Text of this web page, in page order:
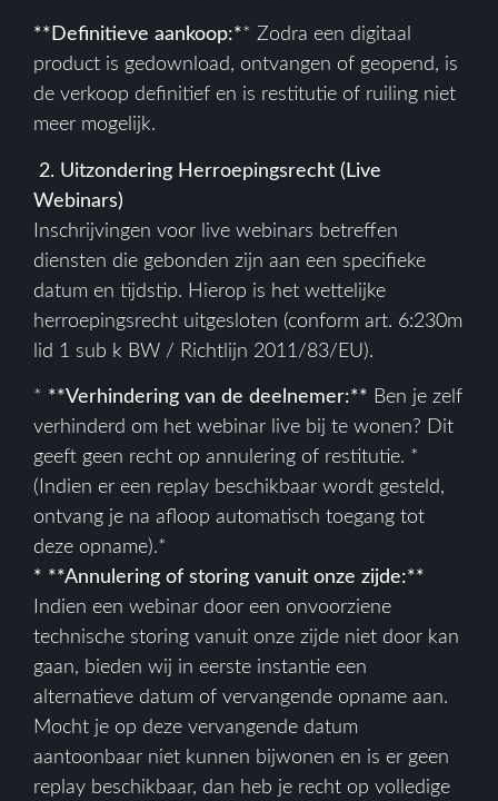
**Definitieve aankoop:** Zodra een digitaal
product is gedownload, ontvangen of geopend, is
de verkoop definitief en is restitutie of ruiling niet
meer mogelijk.
2. Uitzondering Herroepingsrecht (Live
Webinars)
Inschrijvingen voor live webinars betreffen
diensten die gebonden zijn aan een specifieke
datum en tijdstip. Hierop is het wettelijke
herroepingsrecht uitgesloten (conform art. 6:230m
lid 1 sub k BW / Richtlijn 2011/83/EU).
* **Verhindering van de deelnemer:** Ben je zelf
verhinderd om het webinar live bij te wonen? Dit
geeft geen recht op annulering of restitutie. *
(Indien er een replay beschikbaar wordt gesteld,
ontvang je na afloop automatisch toegang tot
deze opname).*
* **Annulering of storing vanuit onze zijde:**
Indien een webinar door een onvoorziene
technische storing vanuit onze zijde niet door kan
gaan, bieden wij in eerste instantie een
alternatieve datum of vervangende opname aan.
Mocht je op deze vervangende datum
aantoonbaar niet kunnen bijwonen en is er geen
replay beschikbaar, dan heb je recht op volledige